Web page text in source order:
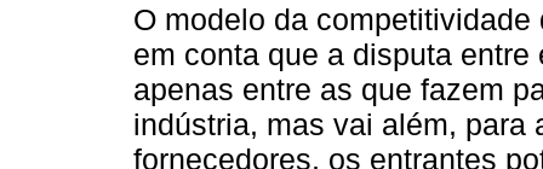
O modelo da
em conta que a disputa
apenas entre as que fazem
indústria, mas vai além, para
fornecedores, os entrantes